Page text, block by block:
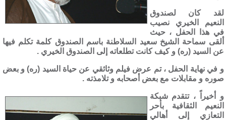
لقد كان لصندوق
النعيم الخيري نصيب
في هذا الحفل ، حيث
ألقى سماحة الشيخ سعيد السلاطنة باسم الصندوق كلمة تكلم فيها
عن السيد (ره) و كيف كانت تطلعاته إلى الصندوق الخيري .
و في نهاية الحفل ، تم عرض فيلم وثائقي عن حياة السيد (ره) و بعض
صوره و مقابلات مع بعض أصحابه و تلامذته .
و أخيراً ، تتقدم شبكة
النعيم الثقافية بأحر
التعازي إلى أهالي